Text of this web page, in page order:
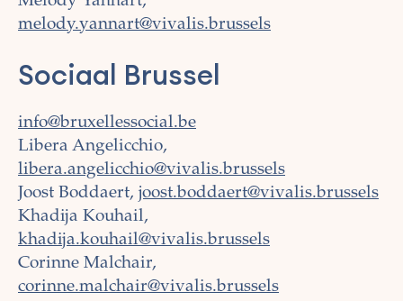
melody.yannart@vivalis.brussels
Sociaal Brussel
info@bruxellessocial.be
Libera Angelicchio,
libera.angelicchio@vivalis.brussels
Joost Boddaert, joost.boddaert@vivalis.brussels
Khadija Kouhail,
khadija.kouhail@vivalis.brussels
Corinne Malchair,
corinne.malchair@vivalis.brussels